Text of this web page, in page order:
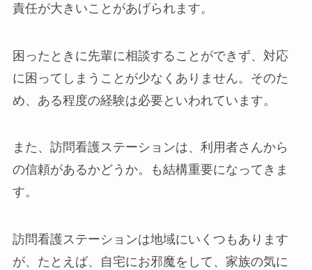
責任が大きいことがあげられます。
困ったときに先輩に相談することができず、対応
に困ってしまうことが少なくありません。そのた
め、ある程度の経験は必要といわれています。
また、訪問看護ステーションは、利用者さんから
の信頼があるかどうか。も結構重要になってきま
す。
訪問看護ステーションは地域にいくつもあります
が、たとえば、自宅にお邪魔をして、家族の気に